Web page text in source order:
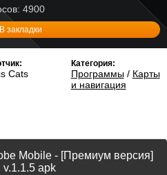
4900
В закладки
Cats
Категория:
Программы/ Карты
и навигация
Mobile - [Премиум версия]
v.1.1.5 apk